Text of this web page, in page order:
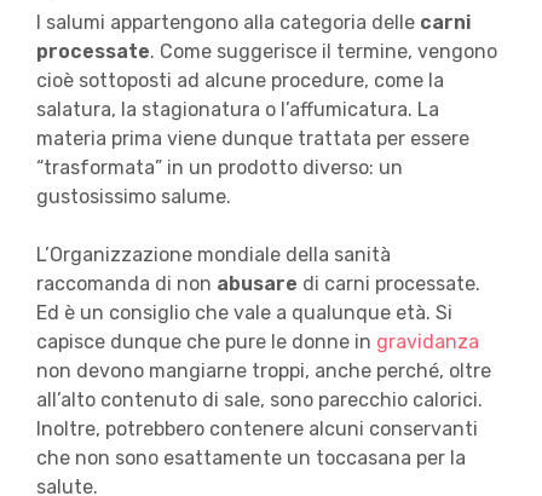
I salumi appartengono alla categoria delle carni
processate. Come suggerisce il termine, vengono
cioè sottoposti ad alcune procedure, come la
salatura, la stagionatura o l’affumicatura. La
materia prima viene dunque trattata per essere
“trasformata” in un prodotto diverso: un
gustosissimo salume.
L’Organizzazione mondiale della sanità
raccomanda di non abusare di carni processate.
Ed è un consiglio che vale a qualunque età. Si
capisce dunque che pure le donne in gravidanza
non devono mangiarne troppi, anche perché, oltre
all’alto contenuto di sale, sono parecchio calorici.
Inoltre, potrebbero contenere alcuni conservanti
che non sono esattamente un toccasana per la
salute.